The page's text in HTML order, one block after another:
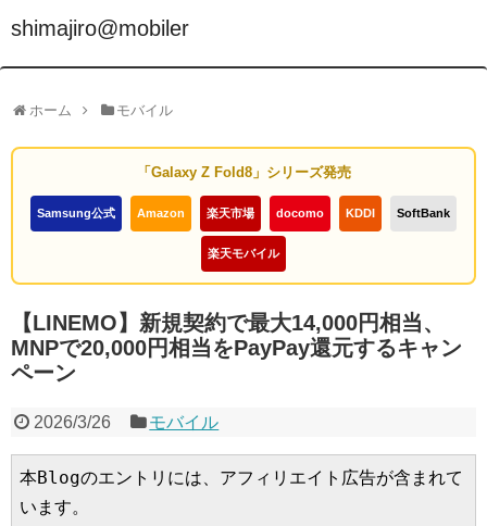
shimajiro@mobiler
ホーム モバイル
「Galaxy Z Fold8」シリーズ発売
Samsung公式 Amazon 楽天市場 docomo KDDI SoftBank
楽天モバイル
【LINEMO】新規契約で最大14,000円相当、
MNPで20,000円相当をPayPay還元するキャン
ペーン
2026/3/26 モバイル
本Blogのエントリには、アフィリエイト広告が含まれて
います。